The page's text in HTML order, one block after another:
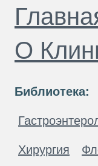
О
Библиотека:
Хирургия